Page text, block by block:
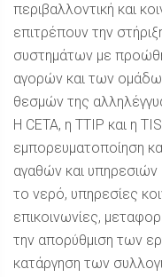
περιβαλλοντική και
επιτρέπουν την
συστημάτων με
αγορών και των
θεσμών της
Η CETA, η TTIP και η
εμπορευματοποίηση
αγαθών και
το νερό, υπηρεσίες
επικοινωνίες,
την απορύθμιση των
κατάργηση των